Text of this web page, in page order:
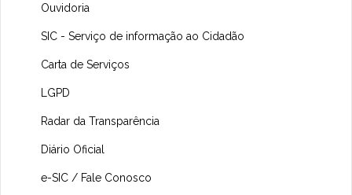
Ouvidoria
SIC - Serviço de informação ao Cidadão
Carta de Serviços
LGPD
Radar da Transparência
Diário Oficial
e-SIC / Fale Conosco